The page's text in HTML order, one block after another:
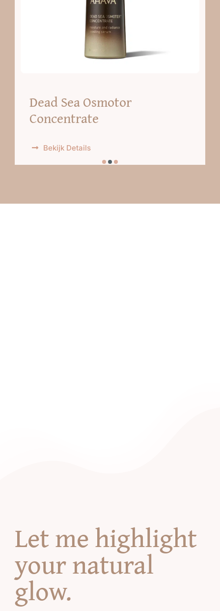
Dead Sea Osmotor
Concentrate
Bekijk Details
Let me highlight
your natural
glow.